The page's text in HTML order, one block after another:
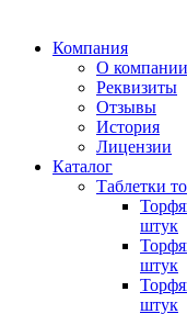
Компания
О компании
Реквизиты
Отзывы
История
Лицензии
Каталог
Таблетки
штук
штук
штук